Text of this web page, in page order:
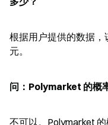
根据用户提供的数据，
元。
问：Polymarket 的概
不可以。Polymarket